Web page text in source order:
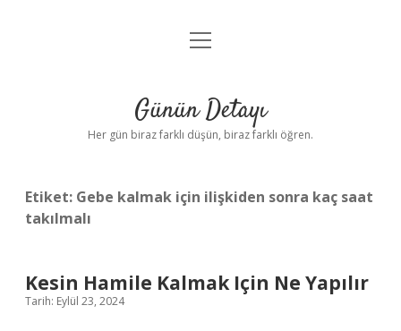
Anasayfa
Yasal Uyarı
menüyü
Günün Detayı
Her gün biraz farklı düşün, biraz farklı öğren.
Etiket: Gebe kalmak için ilişkiden sonra kaç saat
takılmalı
Kesin Hamile Kalmak Için Ne Yapılır
Tarih: Eylül 23, 2024